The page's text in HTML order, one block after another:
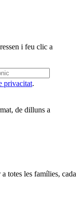
i feu clic a
privacitat.
de dilluns a
totes les famílies, cada